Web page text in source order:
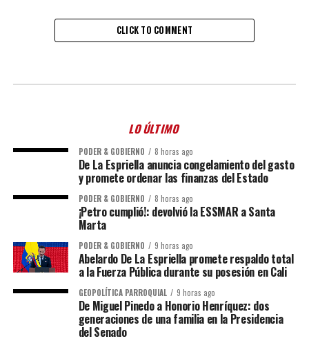
CLICK TO COMMENT
LO ÚLTIMO
PODER & GOBIERNO 8 horas ago
De La Espriella anuncia congelamiento del gasto
y promete ordenar las finanzas del Estado
PODER & GOBIERNO 8 horas ago
¡Petro cumplió!: devolvió la ESSMAR a Santa
Marta
PODER & GOBIERNO 9 horas ago
Abelardo De La Espriella promete respaldo total
a la Fuerza Pública durante su posesión en Cali
GEOPOLÍTICA PARROQUIAL 9 horas ago
De Miguel Pinedo a Honorio Henríquez: dos
generaciones de una familia en la Presidencia
del Senado